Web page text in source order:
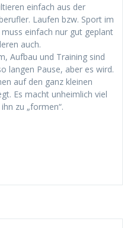
einfach aus der
Laufen bzw. Sport im
einfach nur gut geplant
auch.
Aufbau und Training sind
langen Pause, aber es wird.
auf den ganz kleinen
Es macht unheimlich viel
zu „formen“.